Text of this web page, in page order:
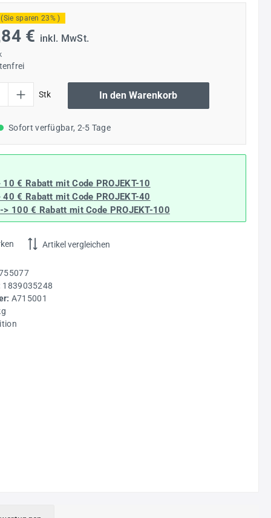
(Sie sparen 23% )
€ inkl. MwSt.
Stk In den Warenkorb
Sofort verfügbar, 2-5 Tage
€ Rabatt mit Code PROJEKT-10
40 € Rabattmit Code PROJEKT-40
100 € Rabatt mit Code PROJEKT-100
Artikel vergleichen
1839035248
A715001